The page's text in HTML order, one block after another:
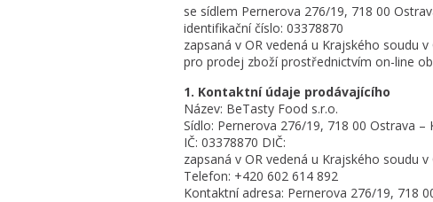
se sídlem Pernerova 276/19, 718 00
identifikační číslo: 03378870
zapsaná v OR vedená u Krajského soudu
pro prodej zboží prostřednictvím on-line
1. Kontaktní údaje prodávajícího
Název: BeTasty Food s.r.o.
Sídlo: Pernerova 276/19, 718 00 Ostrava –
IČ: 03378870 DIČ:
zapsaná v OR vedená u Krajského soudu
Telefon: +420 602 614 892
Kontaktní adresa: Pernerova 276/19, 718